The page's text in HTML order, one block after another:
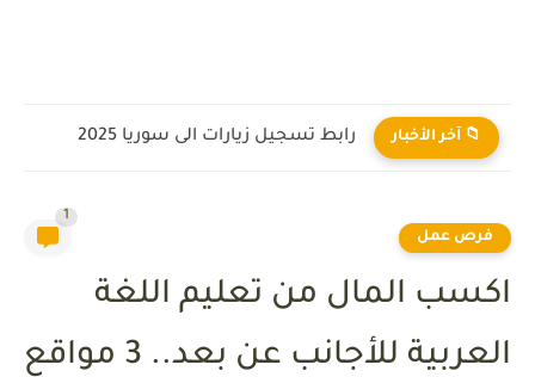
📁 آخر الأخبار رابط تسجيل زيارات الى سوريا 2025
فرص عمل
1
اكسب المال من تعليم اللغة
العربية للأجانب عن بعد.. 3 مواقع